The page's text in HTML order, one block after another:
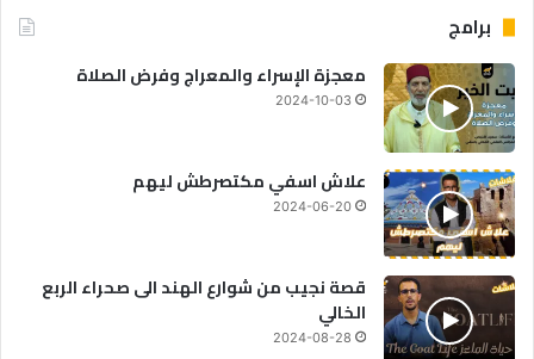
برامج
معجزة الإسراء والمعراج وفرض الصلاة
2024-10-03
علاش اسفي مكتصرطش ليهم
2024-06-20
قصة نجيب من شوارع الهند الى صحراء الربع
الخالي
2024-08-28